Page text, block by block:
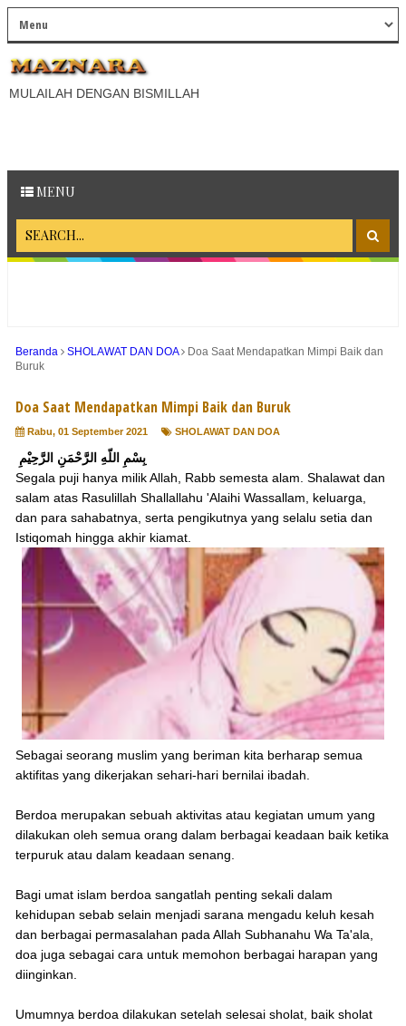
MULAILAH DENGAN BISMILLAH
MENU
Beranda SHOLAWAT DAN DOA
Doa Saat Mendapatkan Mimpi Baik dan
Buruk
Doa Saat Mendapatkan Mimpi Baik dan Buruk
Rabu, 01 September 2021 SHOLAWAT DAN DOA
بِسْمِ اللّهِ الرَّحْمَنِ الرَّحِيْمِ
Segala puji hanya milik Allah, Rabb semesta alam. Shalawat dan
salam atas Rasulillah Shallallahu 'Alaihi Wassallam, keluarga,
dan para sahabatnya, serta pengikutnya yang selalu setia dan
Istiqomah hingga akhir kiamat.
Sebagai seorang muslim yang beriman kita berharap semua
aktifitas yang dikerjakan sehari-hari bernilai ibadah.
Berdoa merupakan sebuah aktivitas atau kegiatan umum yang
dilakukan oleh semua orang dalam berbagai keadaan baik ketika
terpuruk atau dalam keadaan senang.
Bagi umat islam berdoa sangatlah penting sekali dalam
kehidupan sebab selain menjadi sarana mengadu keluh kesah
dan berbagai permasalahan pada Allah Subhanahu Wa Ta'ala,
doa juga sebagai cara untuk memohon berbagai harapan yang
diinginkan.
Umumnya berdoa dilakukan setelah selesai sholat, baik sholat